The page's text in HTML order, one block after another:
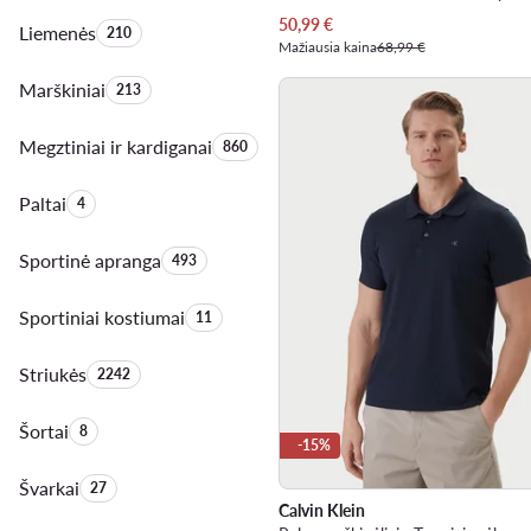
LiemenėsProduktų skaičius:
210
MarškiniaiProduktų skaičius:
213
Megztiniai ir kardiganaiProduktų skaičius:
860
PaltaiProduktų skaičius:
4
Sportinė aprangaProduktų skaičius:
493
Sportiniai kostiumaiProduktų skaičius:
11
StriukėsProduktų skaičius:
2242
ŠortaiProduktų skaičius:
8
ŠvarkaiProduktų skaičius:
27
Dabartinė kaina
50,99€
Mažiausia kaina68,99 €
-15%
Calvin Klein